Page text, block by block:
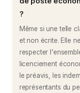
?
Même si une telle
et non écrite. Elle
respecter
licenciement
le préavis, les
représentants du